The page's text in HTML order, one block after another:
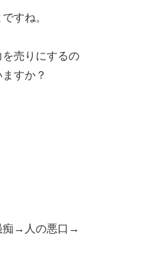
すね。
売りにするの
すか？
痴→人の悪口→